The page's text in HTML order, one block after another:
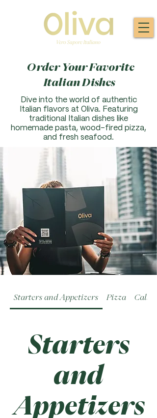
Order Your Favorite
Italian Dishes
Dive into the world of authentic
Italian flavors at Oliva. Featuring
traditional Italian dishes like
homemade pasta, wood-fired pizza,
and fresh seafood.
Starters and Appetizers Pizza
Starters
and
Appetizers